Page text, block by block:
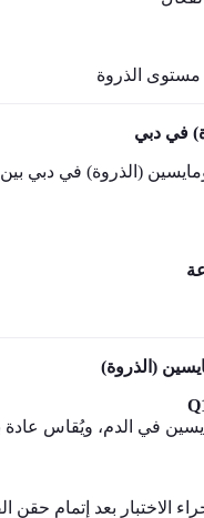
مستوى الذروة
في دبي
(الذروة) في دبي بين
(الذروة)